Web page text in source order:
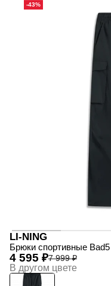
-43%
LI-NING
Брюки спортивные
7 999 ₽
4 595 ₽
В другом цвете